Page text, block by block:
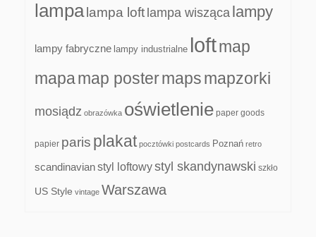
lampa lampa loft lampa wisząca lampy
lampy fabryczne lampy industrialne loftmap
mapamap postermapsmapzorki
mosiądz obrazówka oświetlenie paper goods
papier paris plakat pocztówki postcards Poznań retro
scandinavianstyl loftowystyl skandynawski szkło
US Style vintage Warszawa